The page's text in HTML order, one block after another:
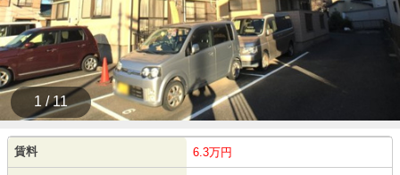
1 / 11
賃料 6.3万円